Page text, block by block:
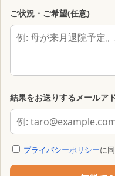
ご状況・ご希望(任意)
結果をお送りするメールア
プライバシーポリシーに